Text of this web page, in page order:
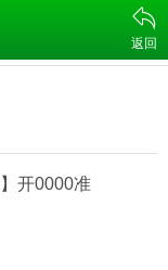
返回
】开0000准